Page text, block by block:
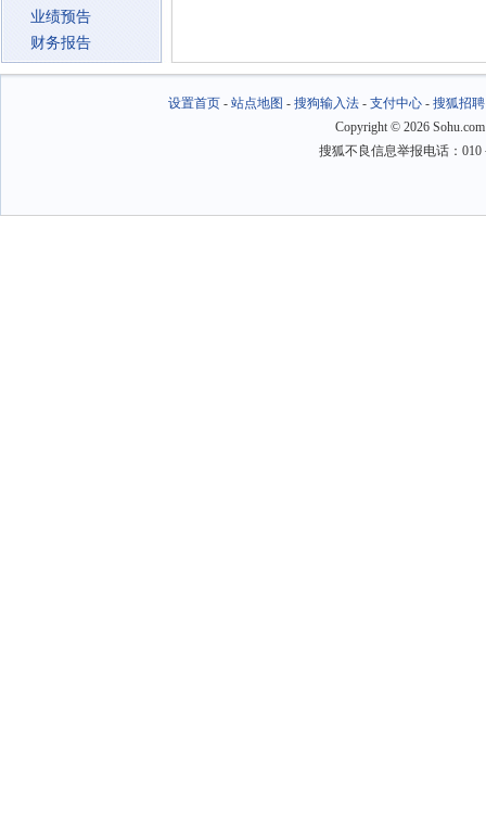
业绩预告
财务报告
设置首页- 站点地图 - 搜狗输入法- 支付中心- 搜狐招聘
Copyright © 2026
搜狐不良信息举报电话：010